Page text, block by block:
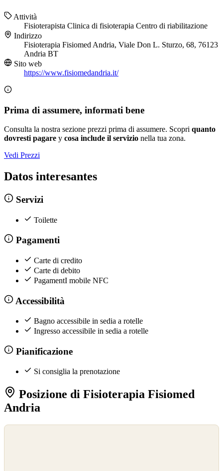
Attività
Fisioterapista Clinica di fisioterapia Centro di riabilitazione
Indirizzo
Fisioterapia Fisiomed Andria, Viale Don L. Sturzo, 68, 76123
Andria BT
Sito web
https://www.fisiomedandria.it/
Prima di assumere, informati bene
Consulta la nostra sezione prezzi prima di assumere. Scopri quanto
dovresti pagare y cosa include il servizio nella tua zona.
Vedi Prezzi
Datos interesantes
Servizi
Toilette
Pagamenti
Carte di credito
Carte di debito
PagamentI mobile NFC
Accessibilità
Bagno accessibile in sedia a rotelle
Ingresso accessibile in sedia a rotelle
Pianificazione
Si consiglia la prenotazione
Posizione di Fisioterapia Fisiomed
Andria